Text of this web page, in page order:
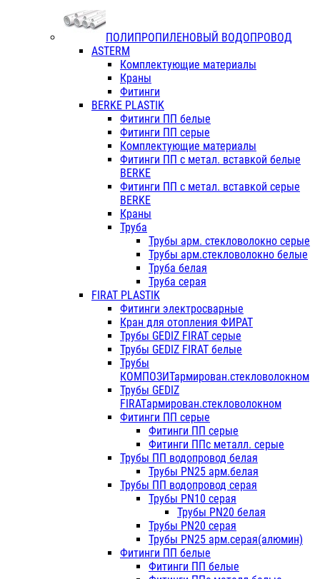
ПОЛИПРОПИЛЕНОВЫЙ ВОДОПРОВОД
ASTERM
Комплектующие материалы
Краны
Фитинги
BERKE PLASTIK
Фитинги ПП белые
Фитинги ПП серые
Комплектующие материалы
Фитинги ПП с метал. вставкой белые
BERKE
Фитинги ПП с метал. вставкой серые
BERKE
Краны
Труба
Трубы арм. стекловолокно серые
Трубы арм.стекловолокно белые
Труба белая
Труба серая
FIRAT PLASTIK
Фитинги электросварные
Кран для отопления ФИРАТ
Трубы GEDIZ FIRAT серые
Трубы GEDIZ FIRAT белые
Трубы
КОМПОЗИТармирован.стекловолокном
Трубы GEDIZ
FIRATармирован.стекловолокном
Фитинги ПП серые
Фитинги ПП серые
Фитинги ППс металл. серые
Трубы ПП водопровод белая
Трубы PN25 арм.белая
Трубы ПП водопровод серая
Трубы PN10 серая
Трубы PN20 белая
Трубы PN20 серая
Трубы PN25 арм.серая(алюмин)
Фитинги ПП белые
Фитинги ПП белые